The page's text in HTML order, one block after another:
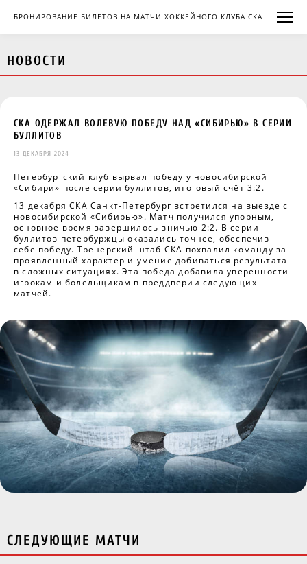
БРОНИРОВАНИЕ БИЛЕТОВ НА МАТЧИ ХОККЕЙНОГО КЛУБА СКА
НОВОСТИ
СКА ОДЕРЖАЛ ВОЛЕВУЮ ПОБЕДУ НАД «СИБИРЬЮ» В СЕРИИ
БУЛЛИТОВ
13 ДЕКАБРЯ 2024
Петербургский клуб вырвал победу у новосибирской
«Сибири» после серии буллитов, итоговый счёт 3:2.
13 декабря СКА Санкт-Петербург встретился на выезде с
новосибирской «Сибирью». Матч получился упорным,
основное время завершилось вничью 2:2. В серии
буллитов петербуржцы оказались точнее, обеспечив
себе победу. Тренерский штаб СКА похвалил команду за
проявленный характер и умение добиваться результата
в сложных ситуациях. Эта победа добавила уверенности
игрокам и болельщикам в преддверии следующих
матчей.
СЛЕДУЮЩИЕ МАТЧИ